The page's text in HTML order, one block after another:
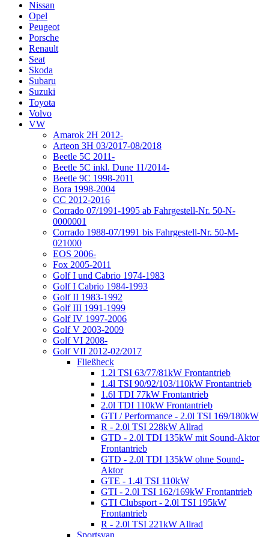
Nissan
Opel
Peugeot
Porsche
Renault
Seat
Skoda
Subaru
Suzuki
Toyota
Volvo
VW
Amarok 2H 2012-
Arteon 3H 03/2017-08/2018
Beetle 5C 2011-
Beetle 5C inkl. Dune 11/2014-
Beetle 9C 1998-2011
Bora 1998-2004
CC 2012-2016
Corrado 07/1991-1995 ab Fahrgestell-Nr. 50-N-
0000001
Corrado 1988-07/1991 bis Fahrgestell-Nr. 50-M-
021000
EOS 2006-
Fox 2005-2011
Golf I und Cabrio 1974-1983
Golf I Cabrio 1984-1993
Golf II 1983-1992
Golf III 1991-1999
Golf IV 1997-2006
Golf V 2003-2009
Golf VI 2008-
Golf VII 2012-02/2017
Fließheck
1.2l TSI 63/77/81kW Frontantrieb
1.4l TSI 90/92/103/110kW Frontantrieb
1.6l TDI 77kW Frontantrieb
2.0l TDI 110kW Frontantrieb
GTI / Performance - 2.0l TSI 169/180kW
R - 2.0l TSI 228kW Allrad
GTD - 2.0l TDI 135kW mit Sound-Aktor
Frontantrieb
GTD - 2.0l TDI 135kW ohne Sound-
Aktor
GTE - 1.4l TSI 110kW
GTI - 2.0l TSI 162/169kW Frontantrieb
GTI Clubsport - 2.0l TSI 195kW
Frontantrieb
R - 2.0l TSI 221kW Allrad
Sportsvan